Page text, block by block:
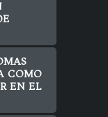
COMO
EN EL